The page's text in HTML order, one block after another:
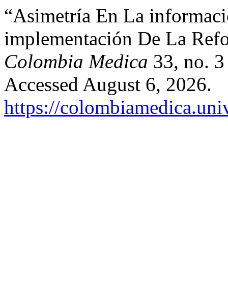
“Asimetría En La
implementación De La
Colombia Medica 33, no.
Accessed August 6, 2026.
https://